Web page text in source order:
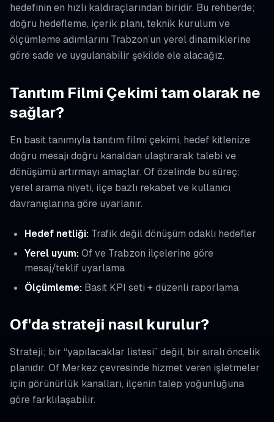
hedefinin en hızlı kaldıraçlarından biridir. Bu rehberde;
doğru hedefleme, içerik planı, teknik kurulum ve
ölçümleme adımlarını Trabzon’un yerel dinamiklerine
göre sade ve uygulanabilir şekilde ele alacağız.
Tanıtım Filmi Çekimi tam olarak ne
sağlar?
En basit tanımıyla tanıtım filmi çekimi, hedef kitlenize
doğru mesajı doğru kanaldan ulaştırarak talebi ve
dönüşümü artırmayı amaçlar. Of özelinde bu süreç;
yerel arama niyeti, ilçe bazlı rekabet ve kullanıcı
davranışlarına göre uyarlanır.
Hedef netliği: Trafik değil dönüşüm odaklı hedefler
Yerel uyum:Of ve Trabzon ilçelerine göre
mesaj/teklif uyarlama
Ölçümleme: Basit KPI seti + düzenli raporlama
Of'da strateji nasıl kurulur?
Strateji; bir “yapılacaklar listesi” değil, bir sıralı öncelik
planıdır. Of Merkez çevresinde hizmet veren işletmeler
için görünürlük kanalları, ilçenin talep yoğunluğuna
göre farklılaşabilir.